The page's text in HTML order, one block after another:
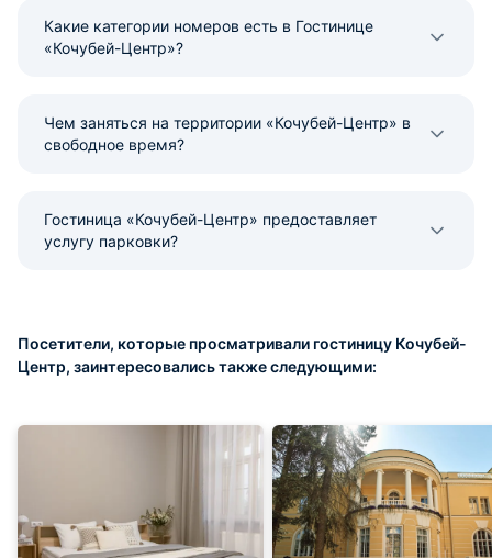
Какие категории номеров есть в Гостинице
«Кочубей-Центр»?
Чем заняться на территории «Кочубей-Центр» в
свободное время?
Гостиница «Кочубей-Центр» предоставляет
услугу парковки?
Посетители, которые просматривали гостиницу Кочубей-
Центр, заинтересовались также следующими: